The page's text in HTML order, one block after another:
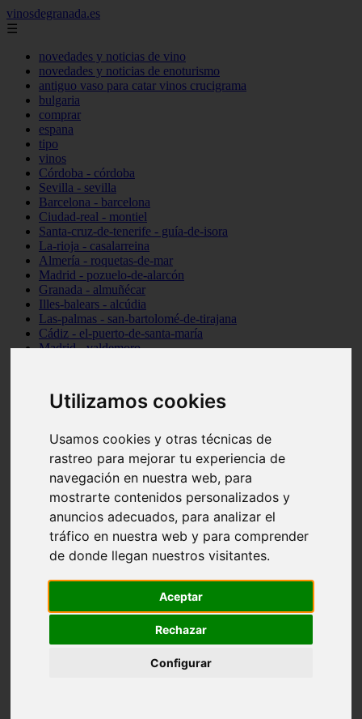
Utilizamos cookies
Usamos cookies y otras técnicas de
rastreo para mejorar tu experiencia de
navegación en nuestra web, para
mostrarte contenidos personalizados y
anuncios adecuados, para analizar el
tráfico en nuestra web y para comprender
de donde llegan nuestros visitantes.
Aceptar
Rechazar
Configurar
vinosdegranada.es
☰
novedades y noticias de vino
novedades y noticias de enoturismo
antiguo vaso para catar vinos crucigrama
bulgaria
comprar
espana
tipo
vinos
Córdoba - córdoba
Sevilla - sevilla
Barcelona - barcelona
Ciudad-real - montiel
Santa-cruz-de-tenerife - guía-de-isora
La-rioja - casalarreina
Almería - roquetas-de-mar
Madrid - pozuelo-de-alarcón
Granada - almuñécar
Illes-balears - alcúdia
Las-palmas - san-bartolomé-de-tirajana
Cádiz - el-puerto-de-santa-maría
Madrid - valdemoro
Cantabria - suances
Sevilla - bormujos
Málaga - júzcar
Huesca - alquézar
Huesca - castejón-de-sos
Lleida - alt-àneu
Córdoba - almedinilla
Navarra - zangoza
Cantabria - arenas-de-iguña
Barcelona - la-pobla-de-lillet
Murcia - cartagena
Madrid - nuevo-baztán